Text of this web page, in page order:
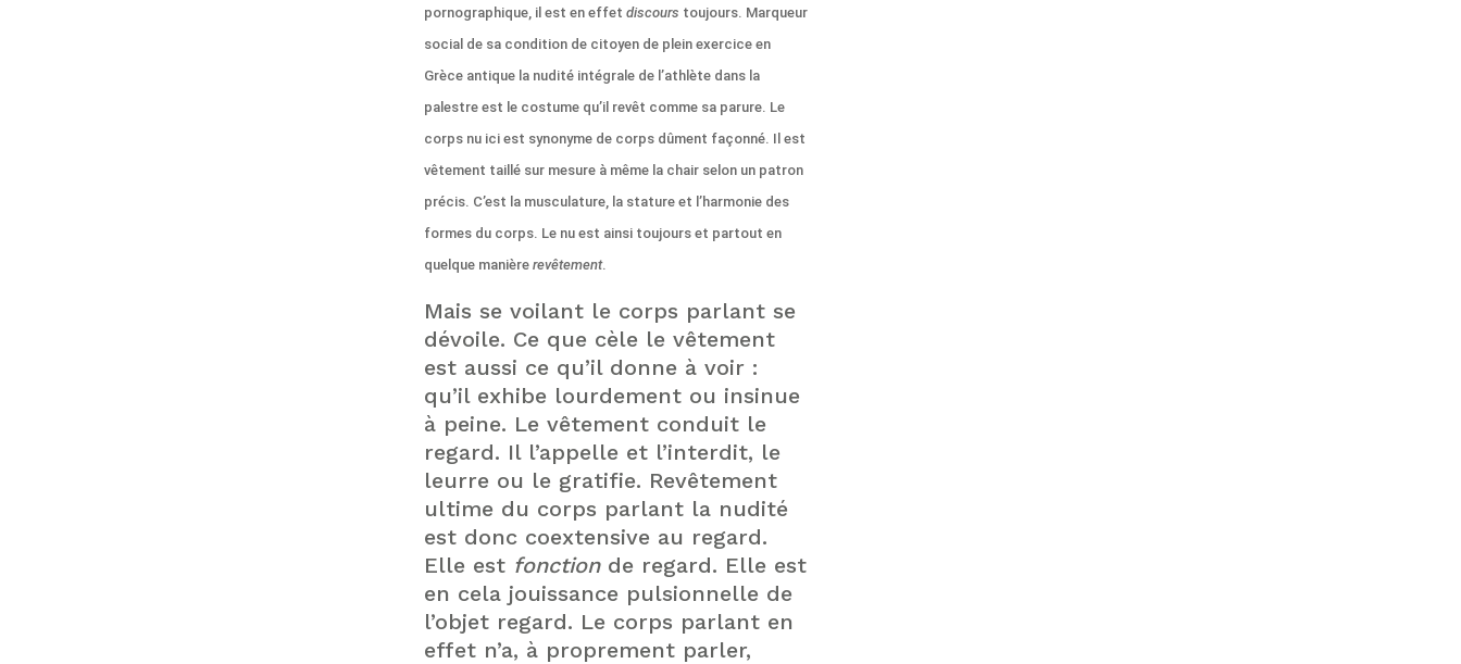
pornographique, il est en effet discours toujours. Marqueur
social de sa condition de citoyen de plein exercice en
Grèce antique la nudité intégrale de l’athlète dans la
palestre est le costume qu’il revêt comme sa parure. Le
corps nu ici est synonyme de corps dûment façonné. Il est
vêtement taillé sur mesure à même la chair selon un patron
précis. C’est la musculature, la stature et l’harmonie des
formes du corps. Le nu est ainsi toujours et partout en
quelque manière revêtement.
Mais se voilant le corps parlant se
dévoile. Ce que cèle le vêtement
est aussi ce qu’il donne à voir :
qu’il exhibe lourdement ou insinue
à peine. Le vêtement conduit le
regard. Il l’appelle et l’interdit, le
leurre ou le gratifie. Revêtement
ultime du corps parlant la nudité
est donc coextensive au regard.
Elle est fonctionde regard. Elle est
en cela jouissance pulsionnelle de
l’objet regard. Le corps parlant en
effet n’a, à proprement parler,